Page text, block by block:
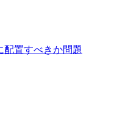
配置すべきか問題